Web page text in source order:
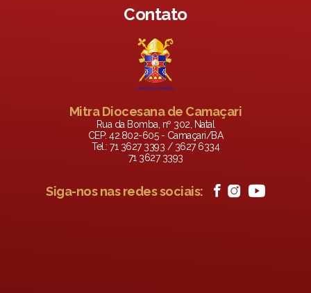
Contato
Mitra Diocesana de Camaçari
Rua da Bomba, nº 302, Natal
CEP: 42.802-605 - Camaçari/BA
Tel.: 71 3627 3393 / 3627 6334
71 3627 3393
Siga-nos nas redes sociais: